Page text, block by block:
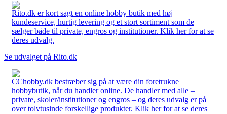
Rito.dk er kort sagt en online hobby butik med høj
kundeservice, hurtig levering og et stort sortiment som de
sælger både til private, engros og institutioner. Klik her for at se
deres udvalg.
Se udvalget på Rito.dk
CChobby.dk bestræber sig på at være din foretrukne
hobbybutik, når du handler online. De handler med alle –
private, skoler/institutioner og engros – og deres udvalg er på
over tolvtusinde forskellige produkter. Klik her for at se deres